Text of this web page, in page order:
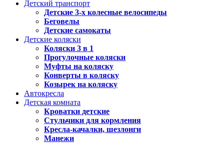
Детский транспорт
Детские 3-х колесные велосипеды
Беговелы
Детские самокаты
Детские коляски
Коляски 3 в 1
Прогулочные коляски
Муфты на коляску
Конверты в коляску
Козырек на коляску
Автокресла
Детская комната
Кроватки детские
Стульчики для кормления
Кресла-качалки, шезлонги
Манежи